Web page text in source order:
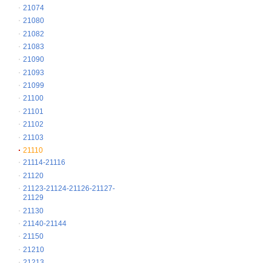
21074
21080
21082
21083
21090
21093
21099
21100
21101
21102
21103
21110
21114-21116
21120
21123-21124-21126-21127-
21129
21130
21140-21144
21150
21210